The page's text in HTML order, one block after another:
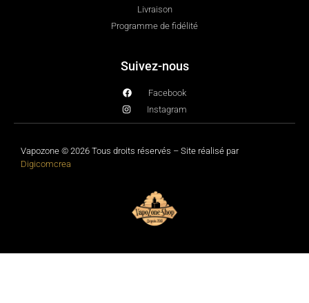
Livraison
Programme de fidélité
Suivez-nous
Facebook
Instagram
Vapozone © 2026 Tous droits réservés – Site réalisé par
Digicomcrea